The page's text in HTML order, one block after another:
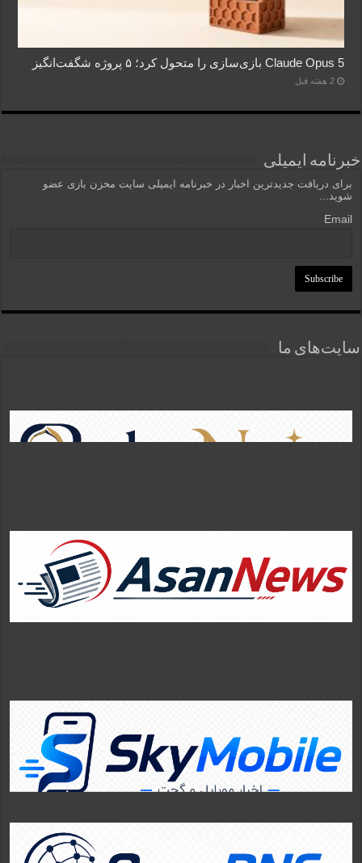
Claude Opus 5 بازی‌سازی را متحول کرد؛ ۵ پروژه شگفت‌انگیز
2 هفته قبل
خبرنامه ایمیلی
برای دریافت جدیدترین اخبار در خبرنامه ایمیلی سایت مخزن بازی عضو
شوید...
Email
سایت‌های ما